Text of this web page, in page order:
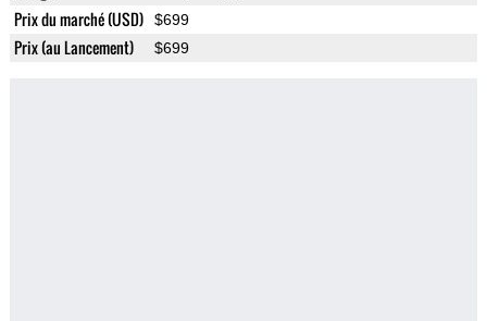
Prix du marché (USD) $699
Prix (au Lancement) $699